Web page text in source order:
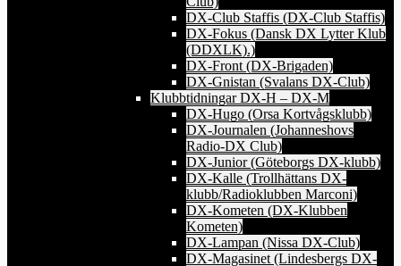
DX-Club Staffis (DX-Club Staffis)
DX-Fokus (Dansk DX Lytter Klub
(DDXLK).)
DX-Front (DX-Brigaden)
DX-Gnistan (Svalans DX-Club)
Klubbtidningar DX-H – DX-M
DX-Hugo (Orsa Kortvågsklubb)
DX-Journalen (Johanneshovs
Radio-DX Club)
DX-Junior (Göteborgs DX-klubb)
DX-Kalle (Trollhättans DX-
klubb/Radioklubben Marconi)
DX-Kometen (DX-Klubben
Kometen)
DX-Lampan (Nissa DX-Club)
DX-Magasinet (Lindesbergs DX-